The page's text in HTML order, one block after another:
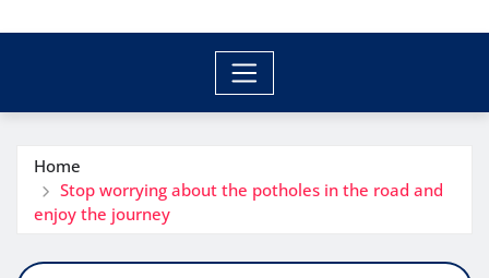
Home
Stop worrying about the potholes in the road and
enjoy the journey